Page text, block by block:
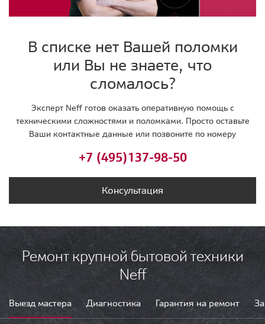
В списке нет Вашей поломки
или Вы не знаете, что
сломалось?
Эксперт Neff готов оказать оперативную помощь с
техническими сложностями и поломками. Просто оставьте
Ваши контактные данные или позвоните по номеру
+7 (495)137-98-50
Консультация
Ремонт крупной бытовой техники
Neff
Выезд мастера Диагностика Гарантия на ремонт